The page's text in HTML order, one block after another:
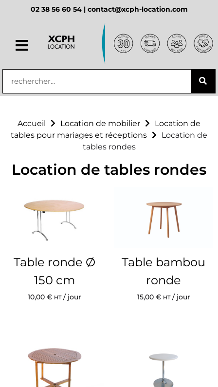
principal02 38 56 60 54 | contact@xcph-location.com
Accueil Location de mobilier
Location de
tables pour mariages et réceptions
Location de
tables rondes
Location de tables rondes
Table ronde Ø
150 cm
10,00 € HT/ jour
Table bambou
ronde
15,00 € HT/ jour